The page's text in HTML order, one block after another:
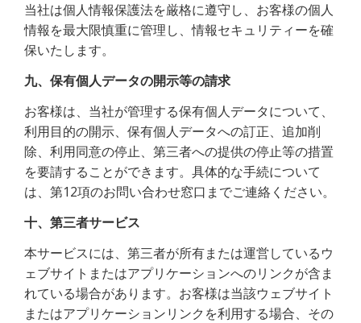
当社は個人情報保護法を厳格に遵守し、お客様の個人
情報を最大限慎重に管理し、情報セキュリティーを確
保いたします。
九、保有個人データの開示等の請求
お客様は、当社が管理する保有個人データについて、
利用目的の開示、保有個人データへの訂正、追加削
除、利用同意の停止、第三者への提供の停止等の措置
を要請することができます。具体的な手続について
は、第12項のお問い合わせ窓口までご連絡ください。
十、第三者サービス
本サービスには、第三者が所有または運営しているウ
ェブサイトまたはアプリケーションへのリンクが含ま
れている場合があります。お客様は当該ウェブサイト
またはアプリケーションリンクを利用する場合、その